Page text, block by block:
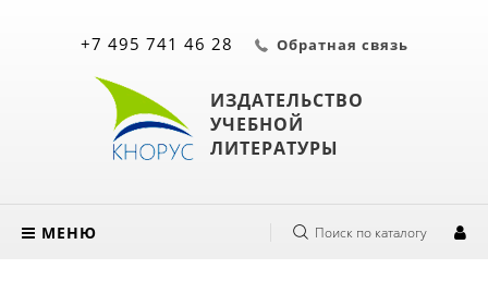
ИЗДАТЕЛЬСТВО
УЧЕБНОЙ
ЛИТЕРАТУРЫ
+7 495 741 46 28 Обратная связь
МЕНЮ Поиск по каталогу